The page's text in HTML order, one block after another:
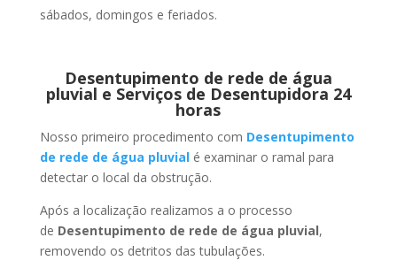
sábados, domingos e feriados.
Desentupimento de rede de água
pluvial e Serviços de Desentupidora 24
horas
Nosso primeiro procedimento com Desentupimento
de rede de água pluvialé examinar o ramal para
detectar o local da obstrução.
Após a localização realizamos a o processo
de Desentupimento de rede de água pluvial,
removendo os detritos das tubulações.